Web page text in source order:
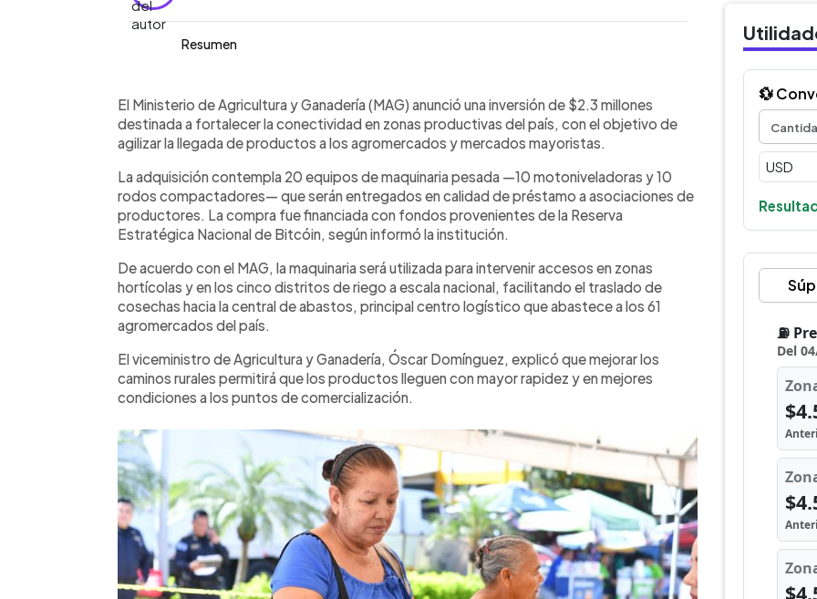
Resumen
► Escuchar artículo
El Ministerio de Agricultura y Ganadería (MAG) anunció una inversión de $2.3
millones en maquinaria pesada para mejorar la conectividad en zonas
productivas. La compra incluye 10 motoniveladoras y 10 rodos
productores. Según la institución, los equipos permitirán intervenir caminos
en zonas hortícolas y distritos de riego, facilitando el traslado hacia la
central de abastos, que distribuye a 61 agromercados. Las autoridades
aseguran que la medida reducirá costos logísticos, evitará pérdidas por
nacionales.
El Ministerio de Agricultura y Ganadería (MAG) anunció una inversión de $2.3 millones
destinada a fortalecer la conectividad en zonas productivas del país, con el objetivo de
agilizar la llegada de productos a los agromercados y mercados mayoristas.
La adquisición contempla 20 equipos de maquinaria pesada —10 motoniveladoras y 10
rodos compactadores— que serán entregados en calidad de préstamo a asociaciones de
productores. La compra fue financiada con fondos provenientes de la Reserva
Estratégica Nacional de Bitcóin, según informó la institución.
De acuerdo con el MAG, la maquinaria será utilizada para intervenir accesos en zonas
hortícolas y en los cinco distritos de riego a escala nacional, facilitando el traslado de
cosechas hacia la central de abastos, principal centro logístico que abastece a los 61
agromercados del país.
El viceministro de Agricultura y Ganadería, Óscar Domínguez, explicó que mejorar los
caminos rurales permitirá que los productos lleguen con mayor rapidez y en mejores
condiciones a los puntos de comercialización.
💱